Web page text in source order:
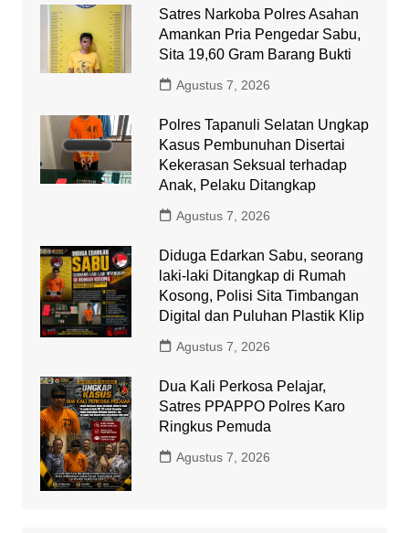
Satres Narkoba Polres Asahan
Amankan Pria Pengedar Sabu,
Sita 19,60 Gram Barang Bukti
Agustus 7, 2026
Polres Tapanuli Selatan Ungkap
Kasus Pembunuhan Disertai
Kekerasan Seksual terhadap
Anak, Pelaku Ditangkap
Agustus 7, 2026
Diduga Edarkan Sabu, seorang
laki-laki Ditangkap di Rumah
Kosong, Polisi Sita Timbangan
Digital dan Puluhan Plastik Klip
Agustus 7, 2026
Dua Kali Perkosa Pelajar,
Satres PPAPPO Polres Karo
Ringkus Pemuda
Agustus 7, 2026